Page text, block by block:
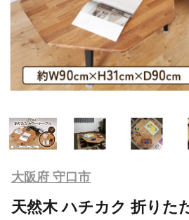
大阪府 守口市
天然木 ハチカク 折りた